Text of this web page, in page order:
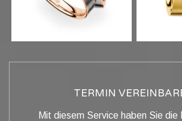
TERMIN
Mit diesem Service haben Sie die